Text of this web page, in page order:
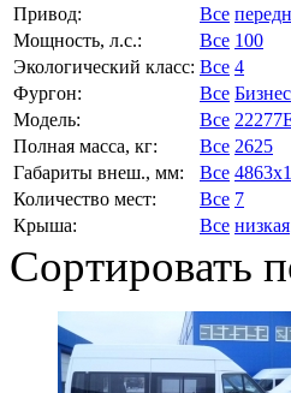
Привод:
Все
Мощность, л.с.:
Все 100
Экологический класс: Все 4
Фургон:
Все
Модель:
Все
Полная масса, кг:
Все 2625
Габариты внеш., мм:
Все
Количество мест:
Все 7
Крыша:
Все низкая
Сортировать